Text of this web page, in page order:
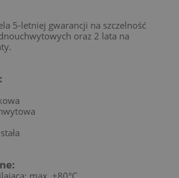
5-letniej gwarancji na szczelność
oraz 2 lata na
max. +80°C